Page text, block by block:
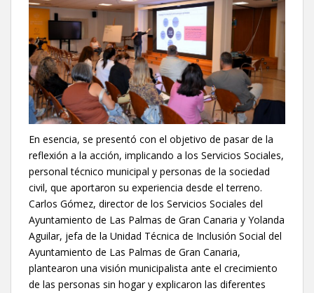
En esencia, se presentó con el objetivo de pasar de la
reflexión a la acción, implicando a los Servicios Sociales,
personal técnico municipal y personas de la sociedad
civil, que aportaron su experiencia desde el terreno.
Carlos Gómez, director de los Servicios Sociales del
Ayuntamiento de Las Palmas de Gran Canaria y Yolanda
Aguilar, jefa de la Unidad Técnica de Inclusión Social del
Ayuntamiento de Las Palmas de Gran Canaria,
plantearon una visión municipalista ante el crecimiento
de las personas sin hogar y explicaron las diferentes